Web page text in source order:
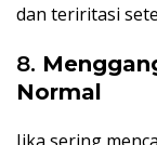
dan teriritasi
8.
Normal